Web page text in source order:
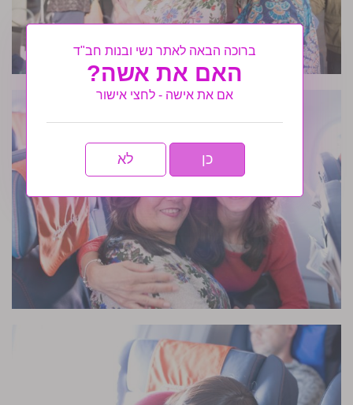
ברוכה הבאה לאתר נשי ובנות חב"ד
האם את אשה?
אם את אישה - לחצי אישור
כן לא